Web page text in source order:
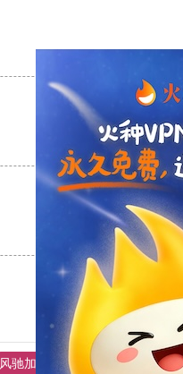
风驰加速器 旋风加速器